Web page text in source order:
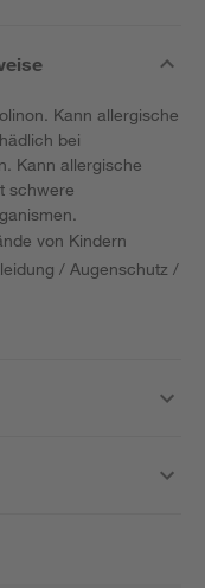
Kann allergische
bei
Kann allergische
schwere
von Kindern
/ Augenschutz /